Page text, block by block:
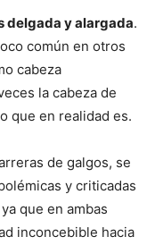
delgada y alargada.
común en otros
cabeza
la cabeza de
que en realidad es.
de galgos, se
y criticadas
que en ambas
inconcebible hacia